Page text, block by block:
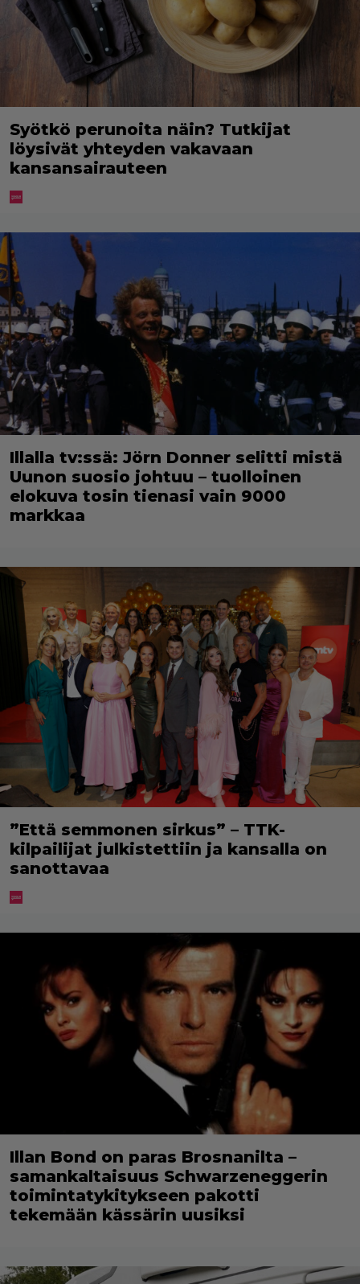
Syötkö perunoita näin? Tutkijat
löysivät yhteyden vakavaan
kansansairauteen
Illalla tv:ssä: Jörn Donner selitti mistä
Uunon suosio johtuu – tuolloinen
elokuva tosin tienasi vain 9000
markkaa
”Että semmonen sirkus” – TTK-
kilpailijat julkistettiin ja kansalla on
sanottavaa
Illan Bond on paras Brosnanilta –
samankaltaisuus Schwarzeneggerin
toimintatykitykseen pakotti
tekemään kässärin uusiksi